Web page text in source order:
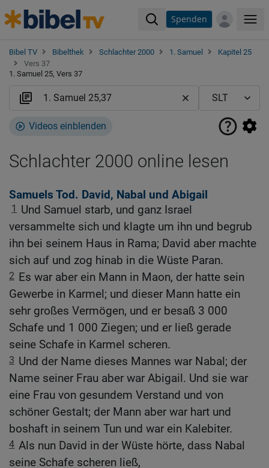
Spenden
Bibel TV Bibelthek Schlachter 2000 1. Samuel
Kapitel 25
Vers 37
1. Samuel 25, Vers 37
Videos einblenden
Schlachter 2000 online lesen
Samuels Tod. David, Nabal und Abigail
1
Und Samuel starb, und ganz Israel
versammelte sich und klagte um ihn und begrub
ihn bei seinem Haus in Rama; David aber machte
sich auf und zog hinab in die Wüste Paran.
2 Es war aber ein Mann in Maon, der hatte sein
Gewerbe in Karmel; und dieser Mann hatte ein
sehr großes Vermögen, und er besaß 3 000
Schafe und 1 000 Ziegen; und er ließ gerade
seine Schafe in Karmel scheren.
3 Und der Name dieses Mannes war Nabal; der
Name seiner Frau aber war Abigail. Und sie war
eine Frau von gesundem Verstand und von
schöner Gestalt; der Mann aber war hart und
boshaft in seinem Tun und war ein Kalebiter.
4 Als nun David in der Wüste hörte, dass Nabal
seine Schafe scheren ließ,